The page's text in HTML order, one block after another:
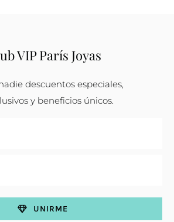
VIP París Joyas
descuentos especiales,
y beneficios únicos.
UNIRME